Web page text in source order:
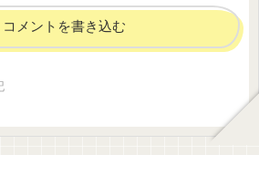
コメントを書き込む